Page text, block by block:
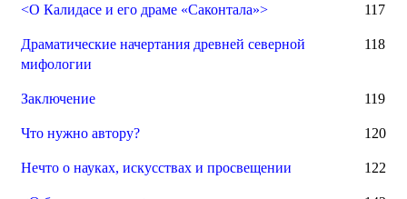
<О Калидасе и его драме «Саконтала»> 117
Драматические начертания древней северной
мифологии
118
Заключение 119
Что нужно автору? 120
Нечто о науках, искусствах и просвещении 122